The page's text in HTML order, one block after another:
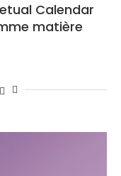
Calendar
matière